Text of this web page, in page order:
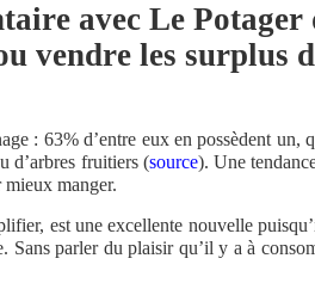
avec Le Potager
vendre les surplus
: 63% d’entre eux en possèdent un,
d’arbres fruitiers (source). Une
manger.
est une excellente nouvelle
Sans parler du plaisir qu’il y a à